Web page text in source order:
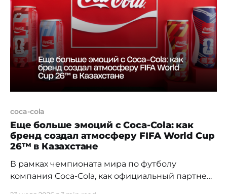
жестокости: злоумышленники создают условия,
при которых покупка актива проходит
беспрепятственно, но любая попытка его
продажи
coca-cola
Еще больше эмоций с Coca-Cola: как
бренд создал атмосферу FIFA World Cup
26™ в Казахстане
В рамках чемпионата мира по футболу
компания Coca-Cola, как официальный партнер